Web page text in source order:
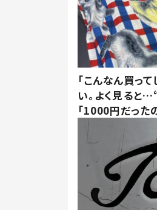
「こんなん買っ
い。よく見ると
「1000円だった